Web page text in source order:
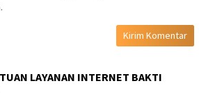
LAYANAN INTERNET BAKTI